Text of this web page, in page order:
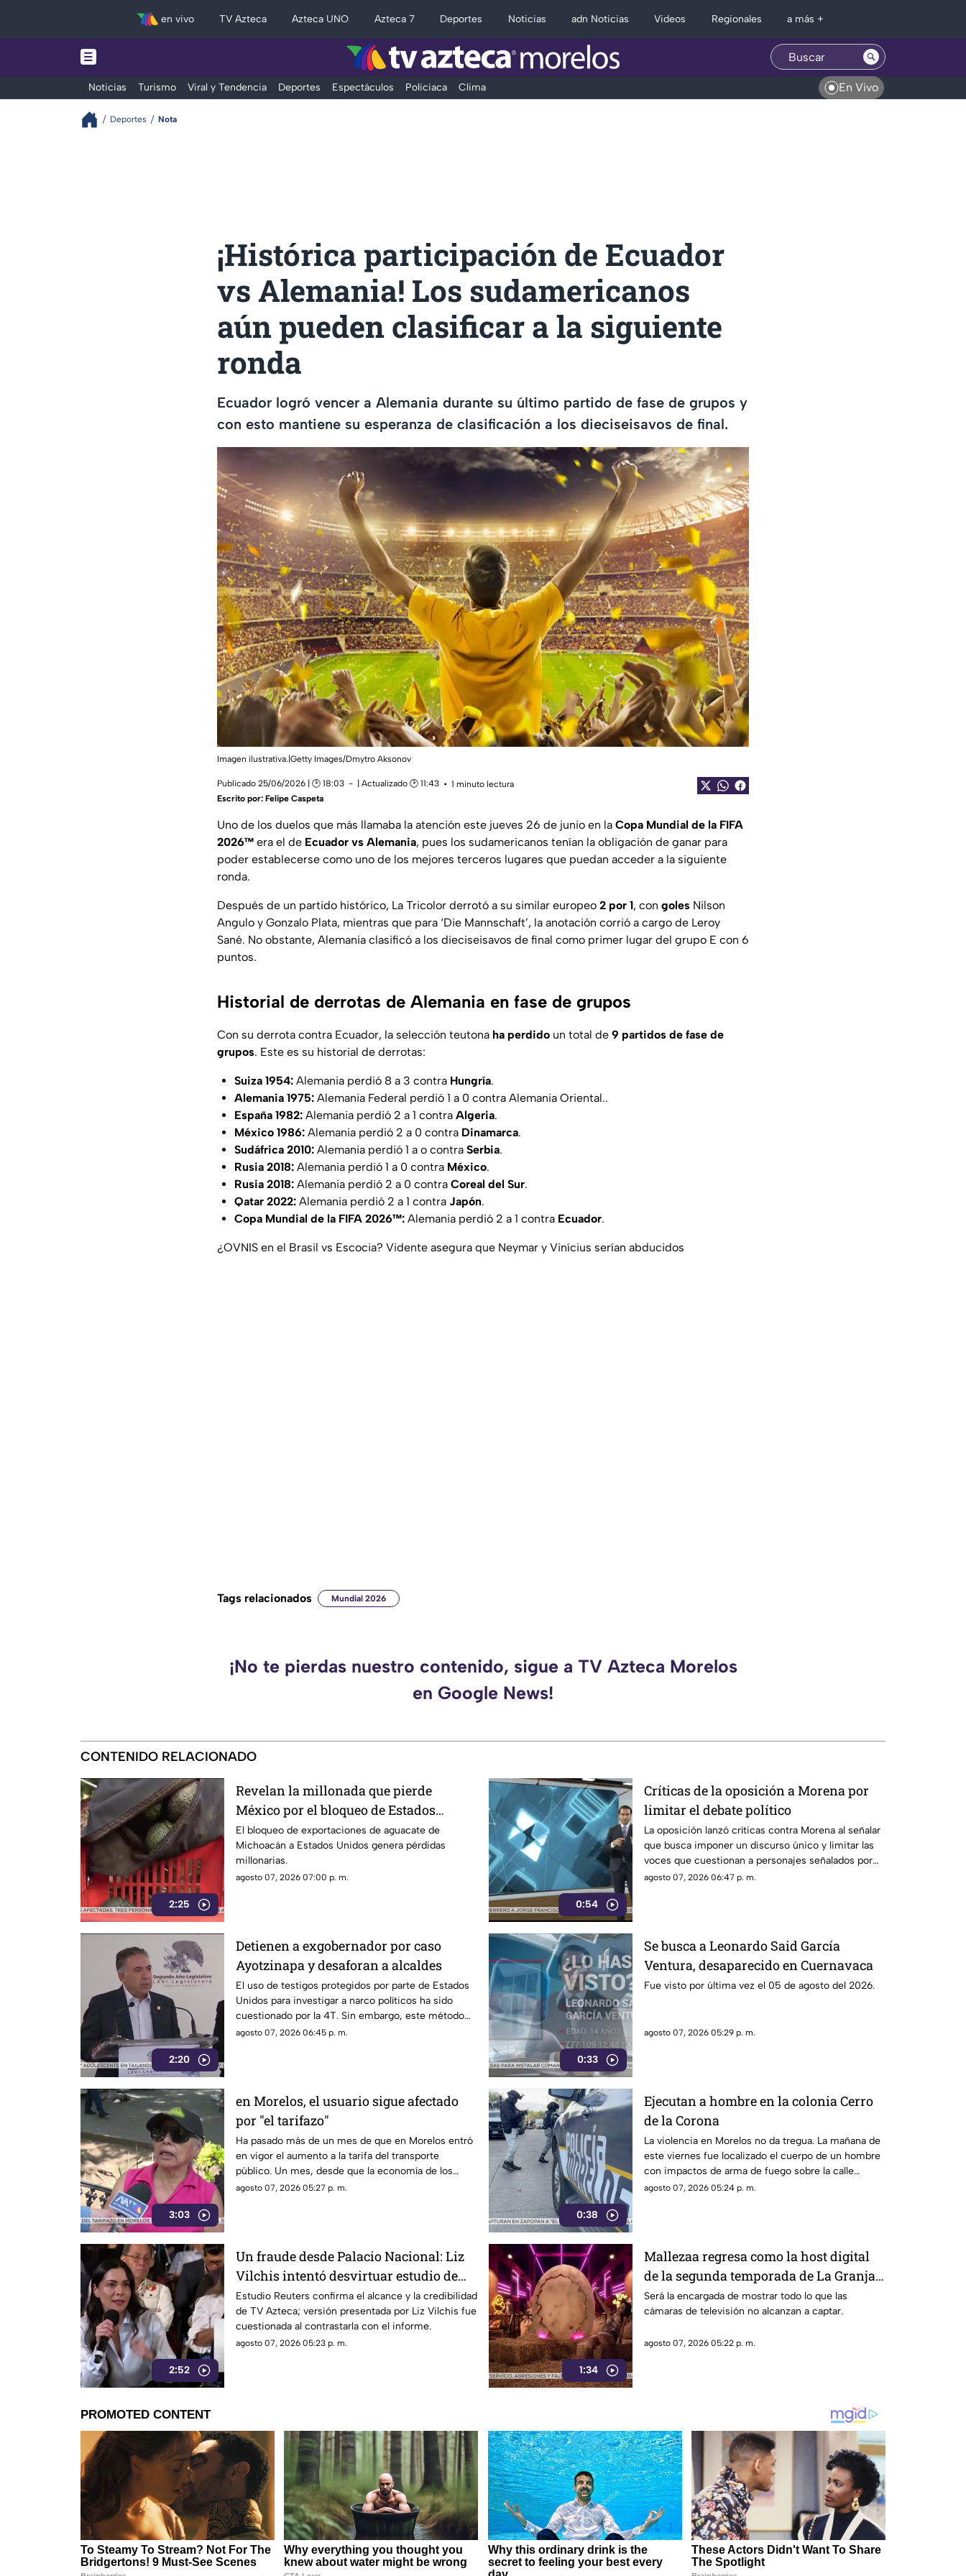
en vivo TV Azteca Azteca UNO Azteca 7 Deportes Noticias adn Noticias Videos Regionales a más +
Noticias Turismo Viral y Tendencia Deportes Espectáculos Policiaca Clima En Vivo
Deportes Nota
¡Histórica participación de Ecuador
vs Alemania! Los sudamericanos
aún pueden clasificar a la siguiente
ronda
Ecuador logró vencer a Alemania durante su último partido de fase de grupos y
con esto mantiene su esperanza de clasificación a los dieciseisavos de final.
Imagen ilustrativa.|Getty Images/Dmytro Aksonov
Publicado 25/06/2026 | 🕑 18:03 | Actualizado 🕑 11:43
1 minuto lectura
Escrito por: Felipe Caspeta
Uno de los duelos que más llamaba la atención este jueves 26 de junio en la Copa Mundial de la FIFA
2026™ era el de Ecuador vs Alemania, pues los sudamericanos tenían la obligación de ganar para
poder establecerse como uno de los mejores terceros lugares que puedan acceder a la siguiente
ronda.
Después de un partido histórico, La Tricolor derrotó a su similar europeo 2 por 1, con goles Nilson
Angulo y Gonzalo Plata, mientras que para ‘Die Mannschaft’, la anotación corrió a cargo de Leroy
Sané. No obstante, Alemania clasificó a los dieciseisavos de final como primer lugar del grupo E con 6
puntos.
Historial de derrotas de Alemania en fase de grupos
Con su derrota contra Ecuador, la selección teutona ha perdido un total de 9 partidos de fase de
grupos. Este es su historial de derrotas:
Suiza 1954: Alemania perdió 8 a 3 contra Hungría.
Alemania 1975: Alemania Federal perdió 1 a 0 contra Alemania Oriental..
España 1982: Alemania perdió 2 a 1 contra Algeria.
México 1986: Alemania perdió 2 a 0 contra Dinamarca.
Sudáfrica 2010: Alemania perdió 1 a o contra Serbia.
Rusia 2018: Alemania perdió 1 a 0 contra México.
Rusia 2018: Alemania perdió 2 a 0 contra Coreal del Sur.
Qatar 2022: Alemania perdió 2 a 1 contra Japón.
Copa Mundial de la FIFA 2026™: Alemania perdió 2 a 1 contra Ecuador.
¿OVNIS en el Brasil vs Escocia? Vidente asegura que Neymar y Vinícius serían abducidos
Tags relacionados Mundial 2026
¡No te pierdas nuestro contenido, sigue a TV Azteca Morelos
en Google News!
CONTENIDO RELACIONADO
2:25
Revelan la millonada que pierde
México por el bloqueo de Estados
Unidos al aguacate de Michoacán
El bloqueo de exportaciones de aguacate de
Michoacán a Estados Unidos genera pérdidas
millonarias.
agosto 07, 2026 07:00 p. m.
0:54
Críticas de la oposición a Morena por
limitar el debate político
La oposición lanzó críticas contra Morena al señalar
que busca imponer un discurso único y limitar las
voces que cuestionan a personajes señalados por
presuntos vínculos con la narcopolítica de la 4T.
agosto 07, 2026 06:47 p. m.
2:20
Detienen a exgobernador por caso
Ayotzinapa y desaforan a alcaldes
El uso de testigos protegidos por parte de Estados
Unidos para investigar a narco políticos ha sido
cuestionado por la 4T. Sin embargo, este método
también ha colocado bajo la lupa a funcionarios y
agosto 07, 2026 06:45 p. m.
0:33
Se busca a Leonardo Said García
Ventura, desaparecido en Cuernavaca
Fue visto por última vez el 05 de agosto del 2026.
agosto 07, 2026 05:29 p. m.
3:03
en Morelos, el usuario sigue afectado
por "el tarifazo"
Ha pasado más de un mes de que en Morelos entró
en vigor el aumento a la tarifa del transporte
público. Un mes, desde que la economía de los
morelenses se vio afectada y los ciudadanos
agosto 07, 2026 05:27 p. m.
0:38
Ejecutan a hombre en la colonia Cerro
de la Corona
La violencia en Morelos no da tregua. La mañana de
este viernes fue localizado el cuerpo de un hombre
con impactos de arma de fuego sobre la calle
alianza nacional, en la colonia cerro de la corona, en
agosto 07, 2026 05:24 p. m.
2:52
Un fraude desde Palacio Nacional: Liz
Vilchis intentó desvirtuar estudio de
Reuters sobre la credibilidad de TV
Azteca
Estudio Reuters confirma el alcance y la credibilidad
de TV Azteca; versión presentada por Liz Vilchis fue
cuestionada al contrastarla con el informe.
agosto 07, 2026 05:23 p. m.
1:34
Mallezaa regresa como la host digital
de la segunda temporada de La Granja
VIP
Será la encargada de mostrar todo lo que las
cámaras de televisión no alcanzan a captar.
agosto 07, 2026 05:22 p. m.